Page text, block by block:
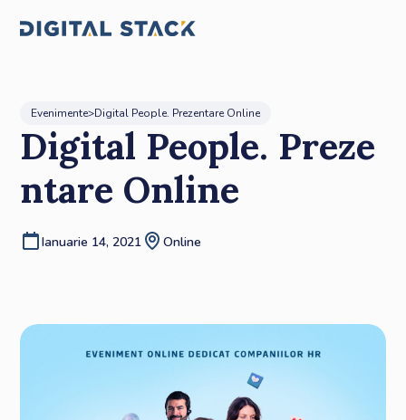
Evenimente>Digital People. Prezentare Online
Digital People. Preze
ntare Online
Ianuarie 14, 2021 Online